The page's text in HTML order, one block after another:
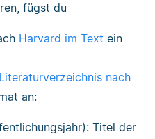
fügst du
Harvard im Text ein
Literaturverzeichnis nach
an:
Titel der